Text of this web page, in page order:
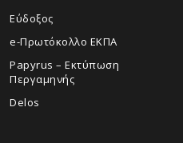
Εύδοξος
e-Πρωτόκολλο ΕΚΠΑ
Papyrus – Εκτύπωση
Περγαμηνής
Delos